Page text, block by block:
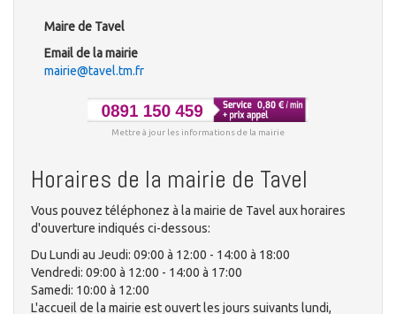
Maire de Tavel
Email de la mairie
mairie@tavel.tm.fr
Mettre à jour les informations de la mairie
Horaires de la mairie de Tavel
Vous pouvez téléphonez à la mairie de Tavel aux horaires
d'ouverture indiqués ci-dessous:
Du Lundi au Jeudi: 09:00 à 12:00 - 14:00 à 18:00
Vendredi: 09:00 à 12:00 - 14:00 à 17:00
Samedi: 10:00 à 12:00
L'accueil de la mairie est ouvert les jours suivants lundi,